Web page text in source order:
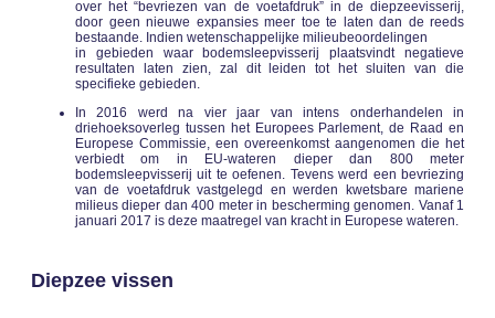
over het “bevriezen van de voetafdruk” in de diepzeevisserij,
door geen nieuwe expansies meer toe te laten dan de reeds
bestaande. Indien wetenschappelijke milieubeoordelingen
in gebieden waar bodemsleepvisserij plaatsvindt negatieve
resultaten laten zien, zal dit leiden tot het sluiten van die
specifieke gebieden.
In 2016 werd na vier jaar van intens onderhandelen in
driehoeksoverleg tussen het Europees Parlement, de Raad en
Europese Commissie, een overeenkomst aangenomen die het
verbiedt om in EU-wateren dieper dan 800 meter
bodemsleepvisserij uit te oefenen. Tevens werd een bevriezing
van de voetafdruk vastgelegd en werden kwetsbare mariene
milieus dieper dan 400 meter in bescherming genomen. Vanaf 1
januari 2017 is deze maatregel van kracht in Europese wateren.
Diepzee vissen